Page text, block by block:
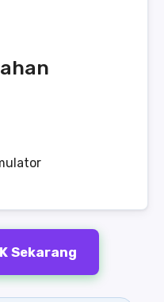
Sekarang